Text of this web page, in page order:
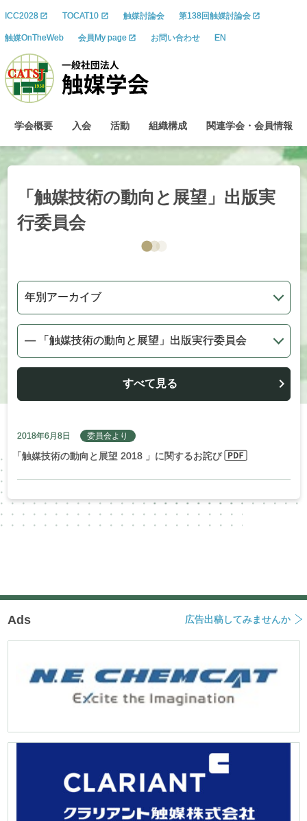
ICC2028 TOCAT10 触媒討論会 第138回触媒討論会
触媒OnTheWeb 会員My page お問い合わせ EN
学会概要 入会 活動 組織構成 関連学会 ・ 会員情報
「触媒技術の動向と展望」出版実
行委員会
すべて見る
2018年6月8日 委員会より
「触媒技術の動向と展望 2018 」に関するお詫び
Ads 広告出稿してみませんか